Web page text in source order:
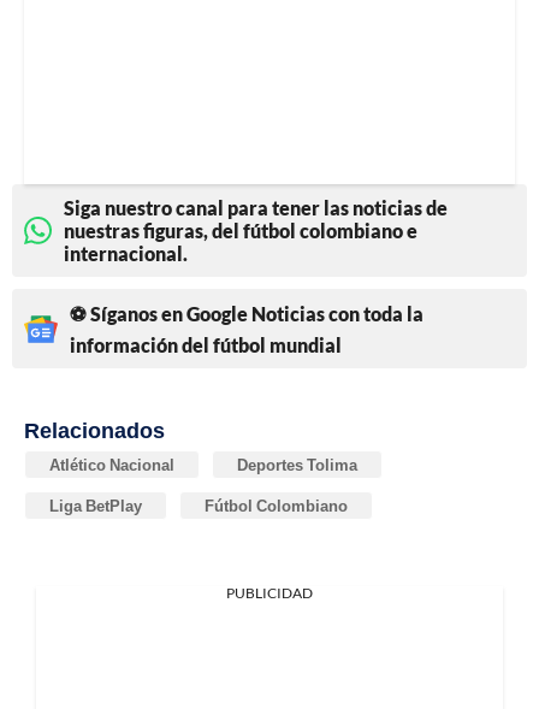
Siga nuestro canal para tener las noticias de
nuestras figuras, del fútbol colombiano e
internacional.
⚽ Síganos en Google Noticias con toda la
información del fútbol mundial
Relacionados
Atlético Nacional Deportes Tolima
Liga BetPlay Fútbol Colombiano
PUBLICIDAD